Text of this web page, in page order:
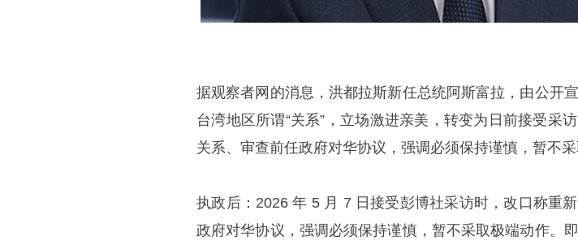
据观察者网的消息，洪都拉斯新任总统阿斯富拉，由公开
台湾地区所谓“关系”，立场激进亲美，转变为日前接受采
关系、审查前任政府对华协议，强调必须保持谨慎，暂不采
执政后：2026 年 5 月 7 日接受彭博社采访时，改口称重
政府对华协议，强调必须保持谨慎，暂不采取极端动作。